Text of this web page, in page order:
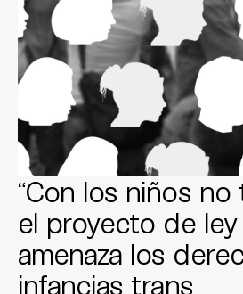
“Con los niños no
el proyecto de
amenaza los
infancias trans